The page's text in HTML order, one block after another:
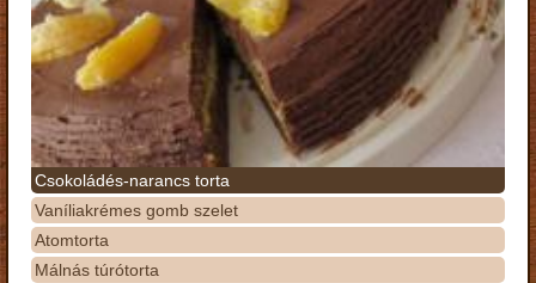
Csokoládés-narancs torta
Vaníliakrémes gomb szelet
Atomtorta
Málnás túrótorta